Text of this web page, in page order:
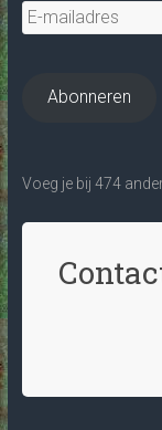
E-
mailadres
Abonneren
Voeg je bij 474